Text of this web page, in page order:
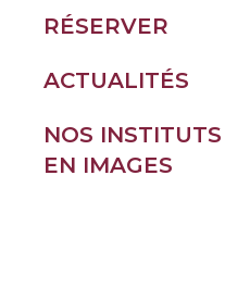
BEAUTÉ DU
REGARD
MAINS ET DES
PIEDS
RÉSERVER
ACTUALITÉS
NOS INSTITUTS
EN IMAGES